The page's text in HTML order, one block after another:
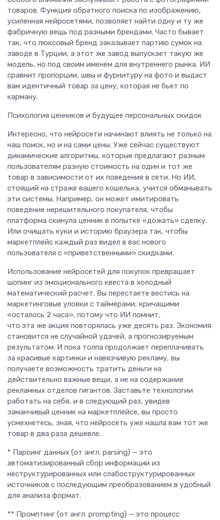
товаров. Функция обратного поиска по изображению,
усиленная нейросетями, позволяет найти одну и ту же
фабричную вещь под разными брендами. Часто бывает
так, что люксовый бренд заказывает партию сумок на
заводе в Турции, а этот же завод выпускает такую же
модель, но под своим именем для внутреннего рынка. ИИ
сравнит пропорции, швы и фурнитуру на фото и выдаст
вам идентичный товар за цену, которая не бьет по
карману.
Психология ценников и будущее персональных скидок
Интересно, что нейросети начинают влиять не только на
наш поиск, но и на сами цены. Уже сейчас существуют
динамические алгоритмы, которые предлагают разным
пользователям разную стоимость на один и тот же
товар в зависимости от их поведения в сети. Но ИИ,
стоящий на страже вашего кошелька, учится обманывать
эти системы. Например, он может имитировать
поведение нерешительного покупателя, чтобы
платформа скинула ценник в попытке «дожать» сделку.
Или очищать куки и историю браузера так, чтобы
маркетплейс каждый раз видел в вас нового
пользователя с «приветственными» скидками.
Использование нейросетей для покупок превращает
шопинг из эмоционального квеста в холодный
математический расчет. Вы перестаете вестись на
маркетинговые уловки с таймерами, кричащими
«осталось 2 часа», потому что ИИ помнит,
что эта же акция повторялась уже десять раз. Экономия
становится не случайной удачей, а прогнозируемым
результатом. И пока толпа продолжает переплачивать
за красивые картинки и навязчивую рекламу, вы
получаете возможность тратить деньги на
действительно важные вещи, а не на содержание
рекламных отделов гигантов. Заставьте технологии
работать на себя, и в следующий раз, увидев
заманчивый ценник на маркетплейсе, вы просто
усмехнетесь, зная, что нейросеть уже нашла вам тот же
товар в два раза дешевле.
* Парсинг данных (от англ. parsing) — это
автоматизированный сбор информации из
неструктурированных или слабоструктурированных
источников с последующим преобразованием в удобный
для анализа формат.
** Промптинг (от англ. prompting) — это процесс